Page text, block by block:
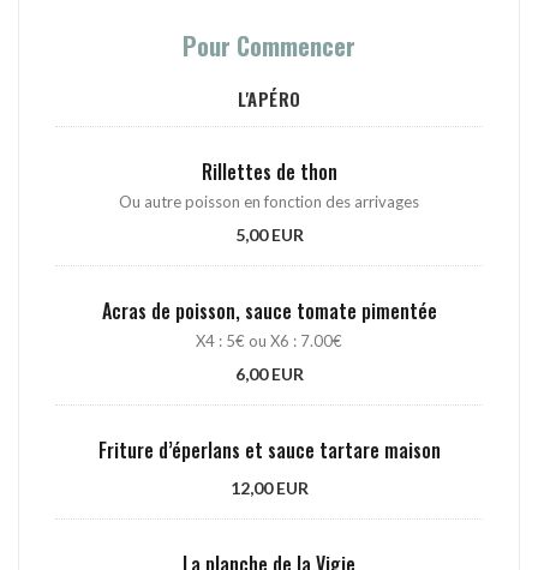
Pour Commencer
L'APÉRO
Rillettes de thon
Ou autre poisson en fonction des arrivages
5,00 EUR
Acras de poisson, sauce tomate pimentée
X4 : 5€ ou X6 : 7.00€
6,00 EUR
Friture d’éperlans et sauce tartare maison
12,00 EUR
La planche de la Vigie